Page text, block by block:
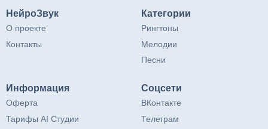
НейроЗвук
О проекте
Контакты
Категории
Рингтоны
Мелодии
Песни
Информация
Оферта
Тарифы AI Студии
Соцсети
ВКонтакте
Телеграм